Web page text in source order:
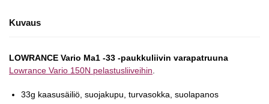
Kuvaus
LOWRANCE Vario Ma1 -33 -paukkuliivin varapatruuna
Lowrance Vario 150N pelastusliiveihin
33g kaasusäiliö, suojakupu, turvasokka, suolapanos